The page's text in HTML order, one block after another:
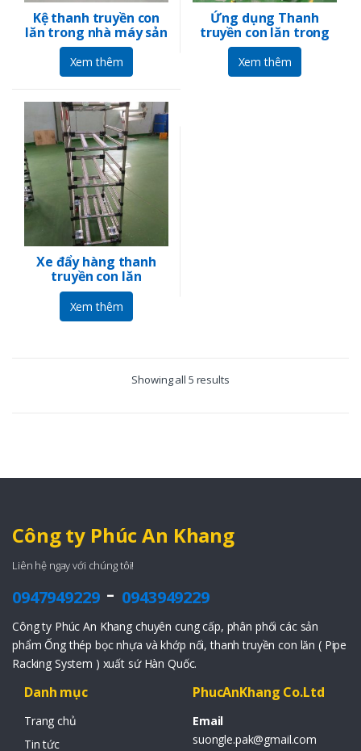
Kệ thanh truyền con
lăn trong nhà máy sản
xuất motor
Xem thêm
Ứng dụng Thanh
truyền con lăn trong
nhà xưởng như thế
nào ?
Xem thêm
Xe đẩy hàng thanh
truyền con lăn
Xem thêm
Showing all 5 results
Công ty Phúc An Khang
Liên hệ ngay với chúng tôi!
0947949229- 0943949229
Công ty Phúc An Khang chuyên cung cấp, phân phối các sản
phẩm Ống thép bọc nhựa và khớp nối, thanh truyền con lăn ( Pipe
Racking System ) xuất sứ Hàn Quốc.
Danh mục
Trang chủ
Tin tức
PhucAnKhang Co.Ltd
Email
suongle.pak@gmail.com